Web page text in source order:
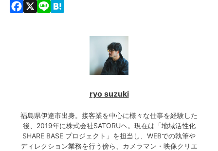
Facebook
X Line
ryo suzuki
福島県伊達市出身。接客業を中心に様々な仕事を経験した
後、2019年に株式会社SATORUヘ。現在は「地域活性化
SHARE BASE プロジェクト」を担当し、WEBでの執筆や
ディレクション業務を行う傍ら、カメラマン・映像クリエ